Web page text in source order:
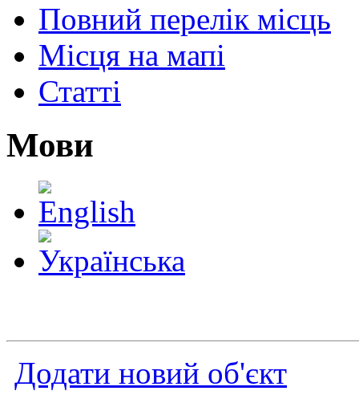
Повний перелік місць
Місця на мапі
Статті
Мови
Додати новий об'єкт